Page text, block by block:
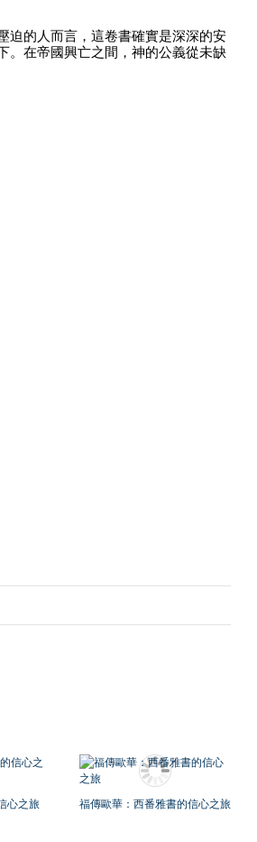
迫的人而言，這卷書確實是深深的安
。在帝國興亡之間，神的公義從未缺
心之旅 福傳歐華：西番雅書的信心之旅